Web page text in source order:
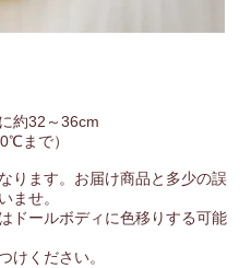
32～36cm
まで）
ります。お届け商品と多少の誤
ませ。
ドールボディに色移りする可能
けください。